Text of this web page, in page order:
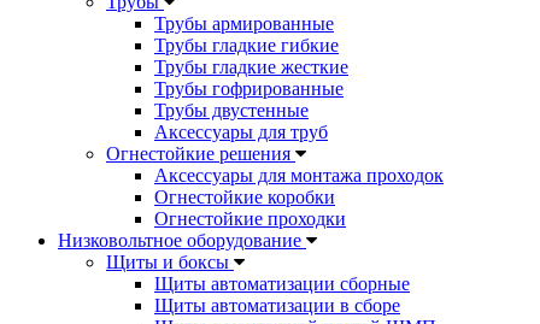
Трубы армированные
Трубы гладкие гибкие
Трубы гладкие жесткие
Трубы гофрированные
Трубы двустенные
Аксессуары для труб
Огнестойкие решения
Аксессуары для монтажа проходок
Огнестойкие коробки
Огнестойкие проходки
Низковольтное оборудование
Щиты и боксы
Щиты автоматизации сборные
Щиты автоматизации в сборе